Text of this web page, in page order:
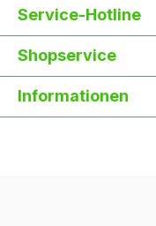
Service-Hotline
Shopservice
Informationen